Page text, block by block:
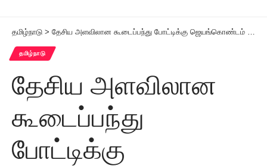
தமிழ்நாடு > தேசிய அளவிலான கூடைப்பந்து போட்டிக்கு ஜெயங்கொண்டம் பெரியார் பள்ளி மாணவன் தேர்வு
தமிழ்நாடு
தேசிய அளவிலான
கூடைப்பந்து
போட்டிக்கு